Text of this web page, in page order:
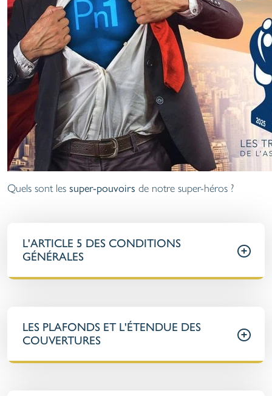
Quels sont les super-pouvoirs de notre super-héros ?
L'ARTICLE 5 DES CONDITIONS
GÉNÉRALES
LES PLAFONDS ET L'ÉTENDUE DES
COUVERTURES